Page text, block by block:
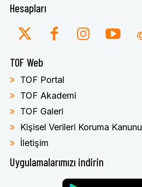
Hesapları
TOF Web
TOF Portal
TOF Akademi
TOF Galeri
Kişisel Verileri Koruma Kanunu
İletişim
Uygulamalarımızı indirin